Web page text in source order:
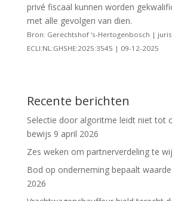
privé fiscaal kunnen worden
met alle gevolgen van dien.
Bron: Gerechtshof ‘s-Hertogenbosch |
ECLI:NL:GHSHE:2025:3545 | 09-12-2025
Recente berichten
Selectie door algoritme leidt niet tot
bewijs 9 april 2026
Zes weken om partnerverdeling te
Bod op onderneming bepaalt
2026